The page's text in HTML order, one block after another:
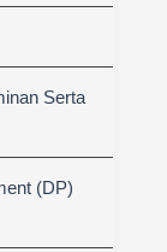
Serta
(DP)